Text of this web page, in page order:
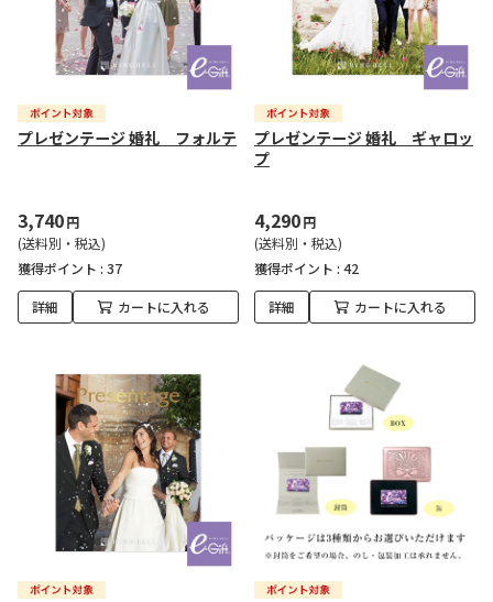
プレゼンテージ 婚礼 フォルテ
3,740円
(送料別・税込)
獲得ポイント : 37
詳細 カートに入れる
プレゼンテージ 婚礼 ギャロッ
プ
4,290円
(送料別・税込)
獲得ポイント : 42
詳細 カートに入れる